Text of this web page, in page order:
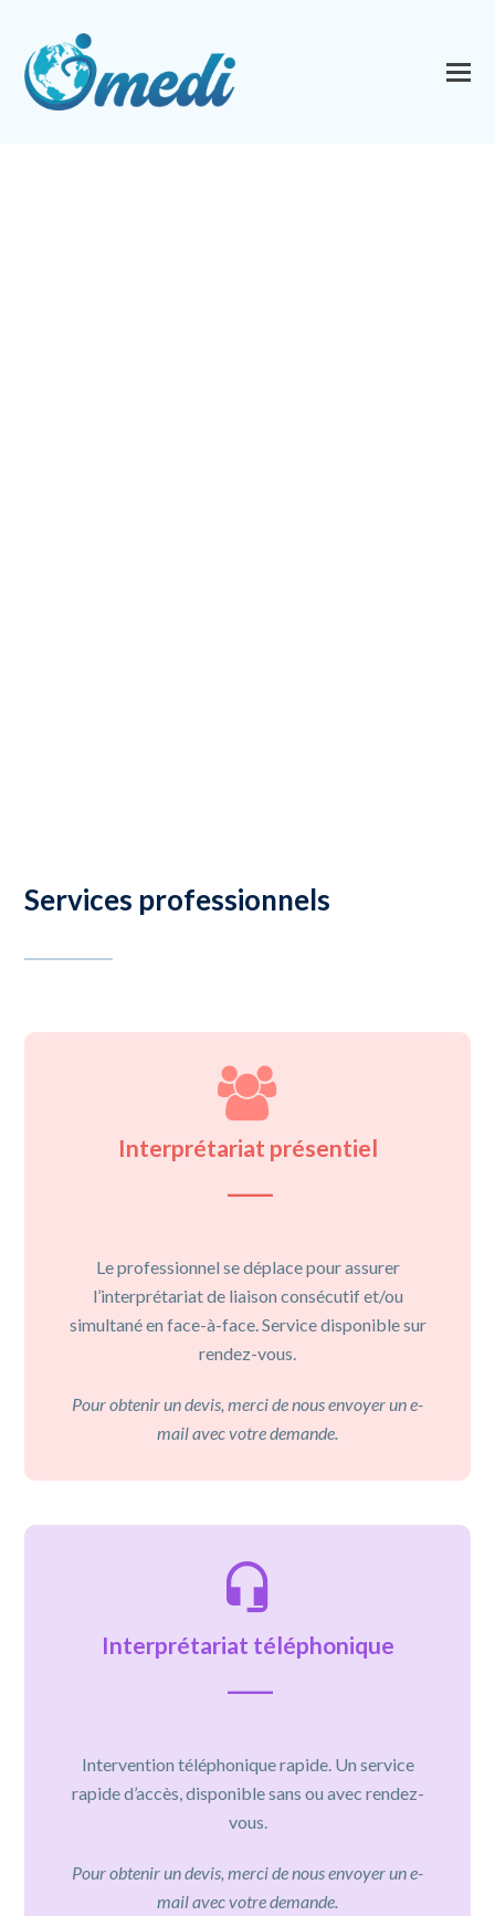
Services professionnels
Interprétariat présentiel
Le professionnel se déplace pour assurer
l’interprétariat de liaison consécutif et/ou
simultané en face-à-face. Service disponible sur
rendez-vous.
Pour obtenir un devis, merci de nous envoyer un e-
mail avec votre demande.
Interprétariat téléphonique
Intervention téléphonique rapide. Un service
rapide d’accès, disponible sans ou avec rendez-
vous.
Pour obtenir un devis, merci de nous envoyer un e-
mail avec votre demande.